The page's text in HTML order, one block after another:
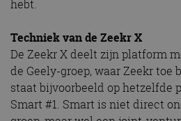
hebt.
Techniek van de Zeekr X
De Zeekr X deelt zijn platform
de Geely-groep, waar Zeekr toe
staat bijvoorbeeld op hetzelfde
Smart #1. Smart is niet direct